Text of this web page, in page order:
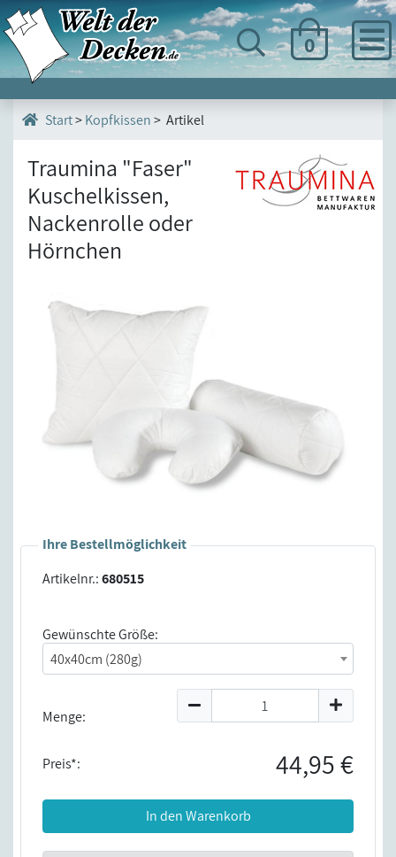
0
Start>Kopfkissen> Artikel
Traumina "Faser"
Kuschelkissen,
Nackenrolle oder
Hörnchen
Ihre Bestellmöglichkeit
Artikelnr.:680515
Gewünschte Größe:
40x40cm (280g)
Menge:
Preis*: 44,95 €
In den Warenkorb